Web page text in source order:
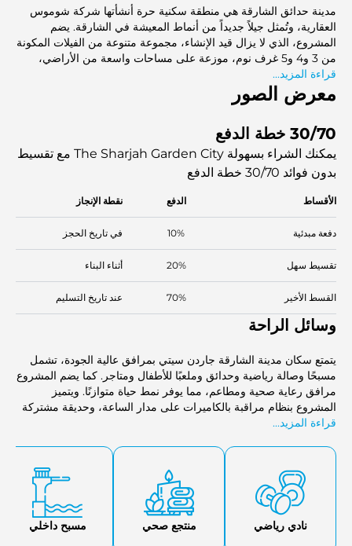
مدينة حدائق الشارقة هي منطقة سكنية حرة أنشأتها شركة شوموس
العقارية، وتُمثل جيلاً جديداً من أنماط المعيشة في الشارقة. يضم
المشروع، الذي لا يزال قيد الإنشاء، مجموعة متنوعة من الفيلات المكونة
من 3 و4 و5 غرف نوم، موزعة على مساحات واسعة من الأراضي،
عصرية وتشطيبات عالية الجودة، وتتكامل مع بيئة هادئة محاطة
بمساحات خضراء وارفة. يقع المشروع في موقع مركزي بين دبي
ومثالية للعائلات. تُعد مدينة حدائق الشارقة المكان الأمثل لحياة فاخرة
ومريحة وخاصة، بفضل المساحات الواسعة والمرافق المتميزة.
قراءة المزيد...
معرض الصور
30/70 خطة الدفع
يمكنك الشراء بسهولة The Sharjah Garden City مع تقسيط
بدون فوائد 30/70 خطة الدفع
الأقساط الدفع نقطة الإنجاز
دفعة مبدئية 10% في تاريخ الحجز
تقسيط سهل 20% أثناء البناء
القسط الأخير 70% عند تاريخ التسليم
وسائل الراحة
يتمتع سكان مدينة الشارقة جاردن سيتي بمرافق عالية الجودة، تشمل
مسبحًا وصالة رياضية وحدائق وملعبًا للأطفال ومتاجر. كما يضم المشروع
مرافق رعاية صحية ومطاعم، مما يوفر نمط حياة متوازنًا. ويتميز
المشروع بنظام مراقبة بالكاميرات على مدار الساعة، وحديقة مشتركة
واسعة، وأمن متكامل، مما يجعله المكان الأمثل للاسترخاء والاهتمام
قراءة المزيد...
نادي رياضي منتجع صحي مسبح داخلي